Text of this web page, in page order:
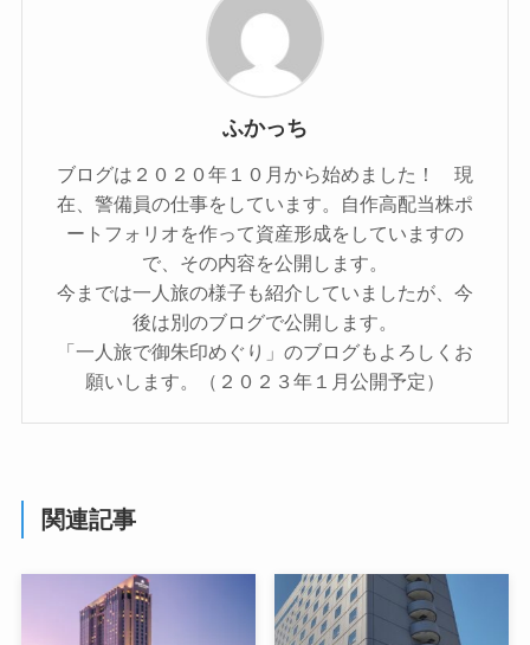
ふかっち
ブログは２０２０年１０月から始めました！ 現
在、警備員の仕事をしています。自作高配当株ポ
ートフォリオを作って資産形成をしていますの
で、その内容を公開します。
今までは一人旅の様子も紹介していましたが、今
後は別のブログで公開します。
「一人旅で御朱印めぐり」のブログもよろしくお
願いします。（２０２３年１月公開予定）
関連記事